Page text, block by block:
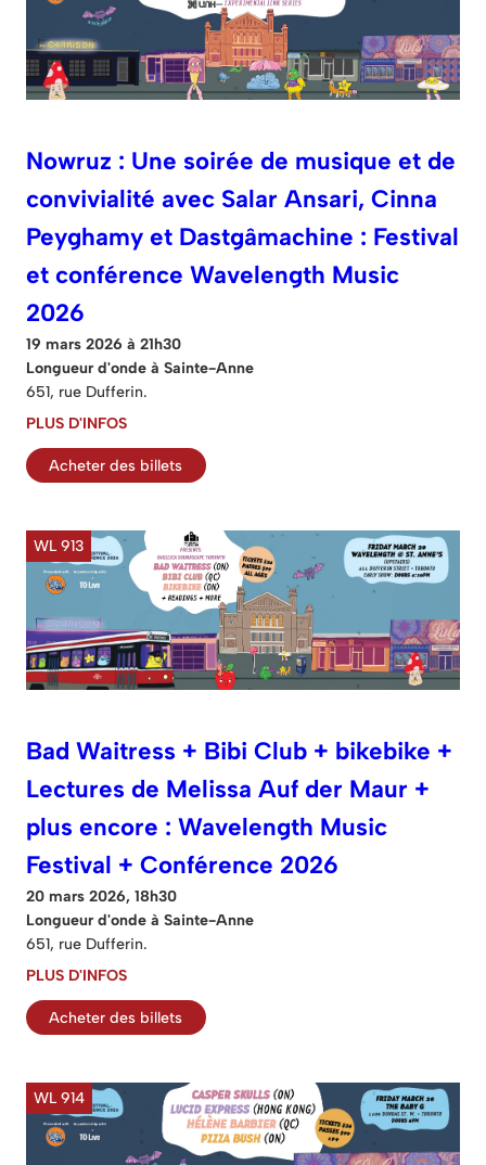
Nowruz : Une soirée de musique et de
convivialité avec Salar Ansari, Cinna
Peyghamy et Dastgâmachine : Festival
et conférence Wavelength Music
2026
19 mars 2026 à 21h30
Longueur d'onde à Sainte-Anne
651, rue Dufferin.
PLUS D'INFOS
Acheter des billets
WL 913
Bad Waitress + Bibi Club + bikebike +
Lectures de Melissa Auf der Maur +
plus encore : Wavelength Music
Festival + Conférence 2026
20 mars 2026, 18h30
Longueur d'onde à Sainte-Anne
651, rue Dufferin.
PLUS D'INFOS
Acheter des billets
WL 914